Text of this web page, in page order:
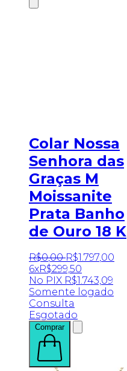
Colar Nossa
Senhora das
Graças M
Moissanite
Prata Banho
de Ouro 18 K
R$0,00 R$1.797,00
6xR$299,50
No PIX R$1.743,09
Somente logado
Consulta
Esgotado
Comprar